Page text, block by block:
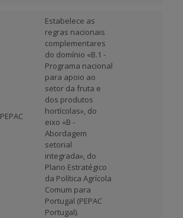
PEPAC
Estabelece as
regras nacionais
complementares
do domínio «B.1 -
Programa nacional
para apoio ao
setor da fruta e
dos produtos
hortícolas», do
eixo «B -
Abordagem
setorial
integrada», do
Plano Estratégico
da Política Agrícola
Comum para
Portugal (PEPAC
Portugal).